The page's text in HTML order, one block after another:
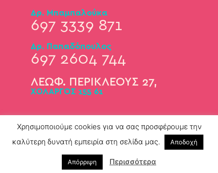
Δρ. Μπαμπαλούκα
697 3339 871
Δρ. Παπαδόπουλος
697 2604 744
ΛΕΩΦ. ΠΕΡΙΚΛΕΟΥΣ 27,
ΧΟΛΑΡΓΟΣ 155 61
Χρησιμοποιούμε cookies για να σας προσφέρουμε την
καλύτερη δυνατή εμπειρία στη σελίδα μας.
Αποδοχή
Απόρριψη Περισσότερα